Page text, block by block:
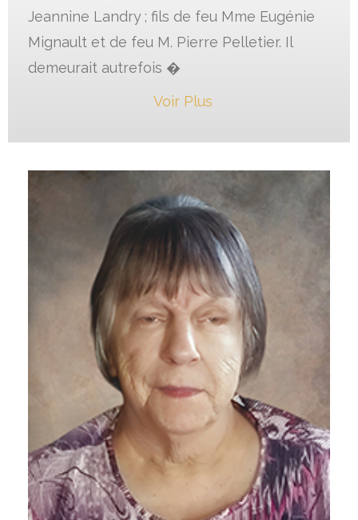
Jeannine Landry ; fils de feu Mme Eugénie
Mignault et de feu M. Pierre Pelletier. Il
demeurait autrefois �
Voir Plus